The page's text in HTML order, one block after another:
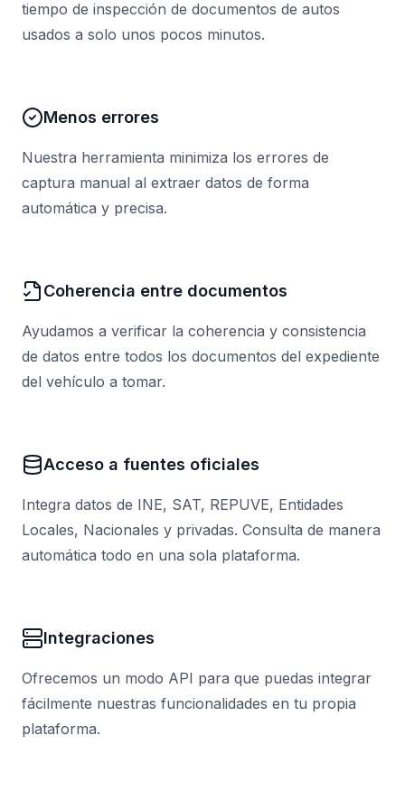
tiempo de inspección de documentos de autos
usados a solo unos pocos minutos.
Menos errores
Nuestra herramienta minimiza los errores de
captura manual al extraer datos de forma
automática y precisa.
Coherencia entre documentos
Ayudamos a verificar la coherencia y consistencia
de datos entre todos los documentos del expediente
del vehículo a tomar.
Acceso a fuentes oficiales
Integra datos de INE, SAT, REPUVE, Entidades
Locales, Nacionales y privadas. Consulta de manera
automática todo en una sola plataforma.
Integraciones
Ofrecemos un modo API para que puedas integrar
fácilmente nuestras funcionalidades en tu propia
plataforma.